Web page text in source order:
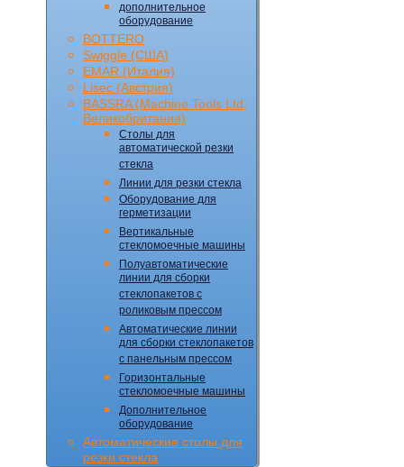
дополнительное
оборудование
BOTTERO
Swiggle (CША)
EMAR (Италия)
Lisec (Австрия)
BASSRA (Machine Tools Ltd,
Великобритания)
Столы для
автоматической резки
стекла
Линии для резки стекла
Оборудование для
герметизации
Вертикальные
стекломоечные машины
Полуавтоматические
линии для сборки
стеклопакетов с
роликовым прессом
Автоматические линии
для сборки стеклопакетов
с панельным прессом
Горизонтальные
стекломоечные машины
Дополнительное
оборудование
Автоматические столы для
резки стекла